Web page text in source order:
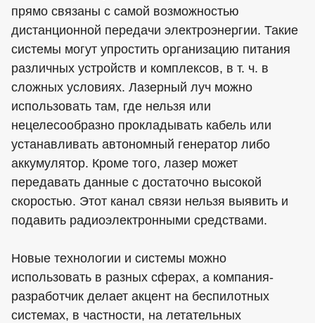
прямо связаны с самой возможностью
дистанционной передачи электроэнергии. Такие
системы могут упростить организацию питания
различных устройств и комплексов, в т. ч. в
сложных условиях. Лазерный луч можно
использовать там, где нельзя или
нецелесообразно прокладывать кабель или
устанавливать автономный генератор либо
аккумулятор. Кроме того, лазер может
передавать данные с достаточно высокой
скоростью. Этот канал связи нельзя выявить и
подавить радиоэлектронными средствами.
Новые технологии и системы можно
использовать в разных сферах, а компания-
разработчик делает акцент на беспилотных
системах, в частности, на летательных